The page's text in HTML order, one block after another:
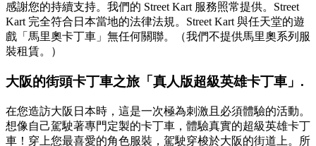
感謝您的持續支持。我們的 Street Kart 服務照常提供。Street
Kart 完全符合日本當地的法律法規。Street Kart 與任天堂的遊
戲「馬里奧卡丁車」無任何關聯。（我們不提供馬里奧系列服
裝租賃。）
大阪的街頭卡丁車之旅「真人版超級英雄卡丁車」.
在您造訪大阪日本時，這是一次極為刺激且必須體驗的活動。
想像自己駕駛著專門定製的卡丁車，體驗真實的超級英雄卡丁
車！穿上您最喜愛的角色服裝，駕駛穿梭於大阪的街道上。所